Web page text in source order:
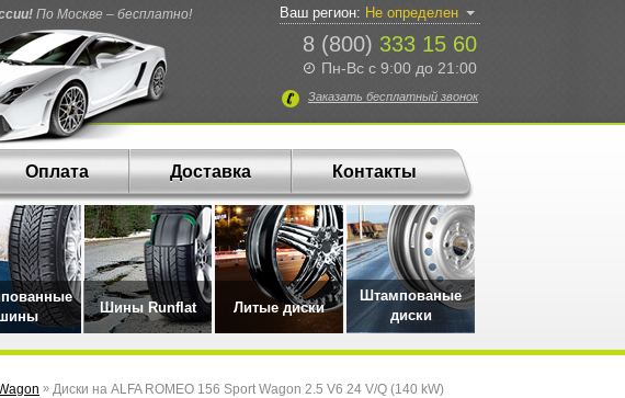
По Москве – бесплатно!
8 (800) 333 15 60
Пн-Вс с 9:00 до 21:00
Заказать бесплатный звонок
Ваш регион: Не определен
Оплата Доставка Контакты
Шины Runflat Литые диски
Штампованые
диски
» Диски на ALFA ROMEO 156 Sport Wagon 2.5 V6 24 V/Q (140 kW)